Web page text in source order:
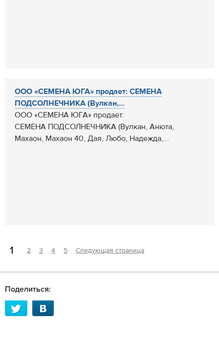
ООО «СЕМЕНА ЮГА» продает: СЕМЕНА
ПОДСОЛНЕЧНИКА (Вулкан,...
ООО «СЕМЕНА ЮГА» продает:
СЕМЕНА ПОДСОЛНЕЧНИКА (Вулкан, Анюта,
Махаон, Махаон 40, Дая, Любо, Надежда,...
1 2 3 4 5 Следующая страница
Поделиться: